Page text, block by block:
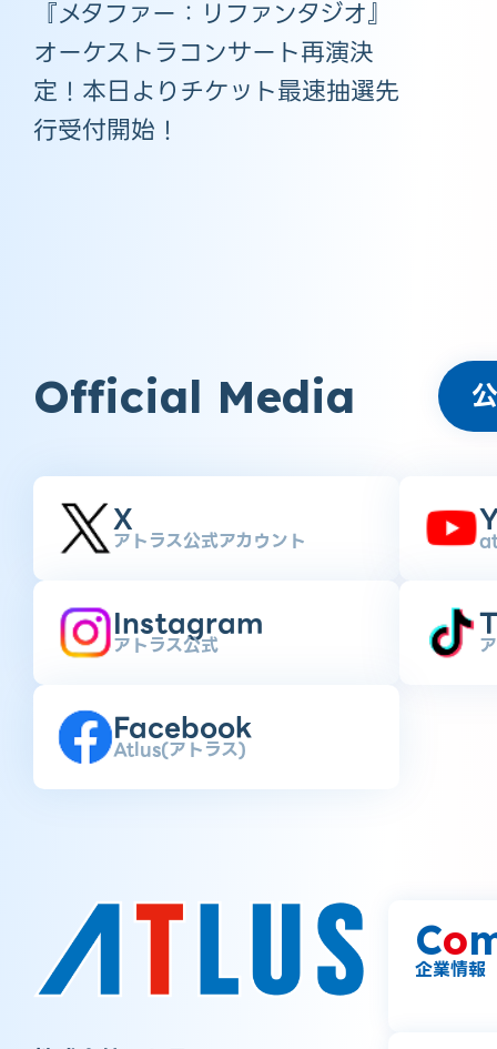
『メタファー：リファンタジオ』
オーケストラコンサート再演決
定！本日よりチケット最速抽選先
行受付開始！
Official Media
X
アトラス公式アカウント
Instagram
アトラス公式
Facebook
Atlus(アトラス)
Co
企業情報